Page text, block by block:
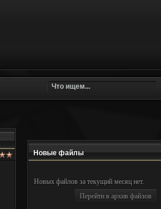
Новые файлы
Новых файлов за текущий месяц нет.
Перейти в архив файлов